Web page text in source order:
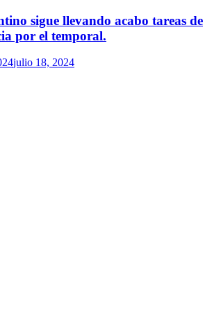
sigue llevando acabo tareas de
por el temporal.
julio 18, 2024